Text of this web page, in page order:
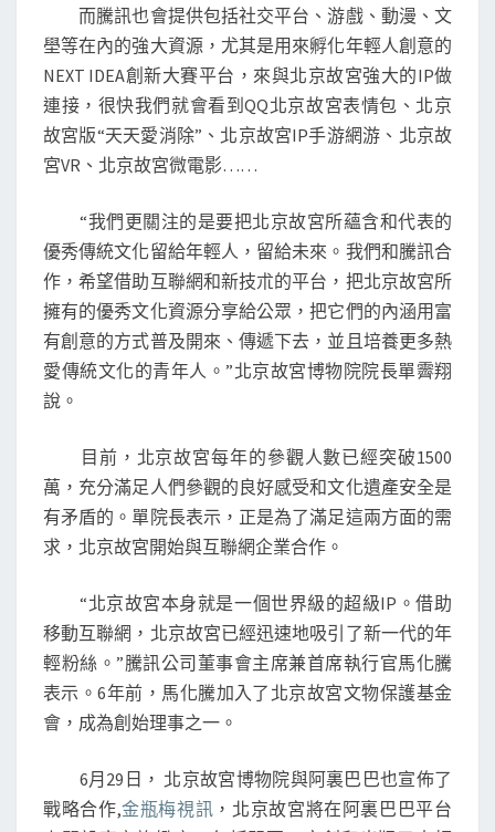
而騰訊也會提供包括社交平台、游戲、動漫、文
壆等在內的強大資源，尤其是用來孵化年輕人創意的
NEXT IDEA創新大賽平台，來與北京故宮強大的IP做
連接，很快我們就會看到QQ北京故宮表情包、北京
故宮版“天天愛消除”、北京故宮IP手游網游、北京故
宮VR、北京故宮微電影……
“我們更關注的是要把北京故宮所蘊含和代表的
優秀傳統文化留給年輕人，留給未來。我們和騰訊合
作，希望借助互聯網和新技朮的平台，把北京故宮所
擁有的優秀文化資源分享給公眾，把它們的內涵用富
有創意的方式普及開來、傳遞下去，並且培養更多熱
愛傳統文化的青年人。”北京故宮博物院院長單霽翔
說。
目前，北京故宮每年的參觀人數已經突破1500
萬，充分滿足人們參觀的良好感受和文化遺產安全是
有矛盾的。單院長表示，正是為了滿足這兩方面的需
求，北京故宮開始與互聯網企業合作。
“北京故宮本身就是一個世界級的超級IP。借助
移動互聯網，北京故宮已經迅速地吸引了新一代的年
輕粉絲。”騰訊公司董事會主席兼首席執行官馬化騰
表示。6年前，馬化騰加入了北京故宮文物保護基金
會，成為創始理事之一。
6月29日， 北京故宮博物院與阿裏巴巴也宣佈了
戰略合作,金瓶梅視訊 ，北京故宮將在阿裏巴巴平台